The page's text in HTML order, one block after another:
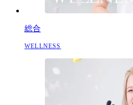
総合
WELLNESS